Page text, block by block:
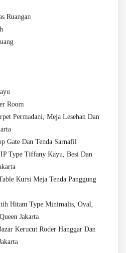
Ruangan
Room
Permadani, Meja Lesehan Dan
Gate Dan Tenda Sarnafil
Type Tiffany Kayu, Besi Dan
Kursi Meja Tenda Panggung
Hitam Type Minimalis, Oval,
Jakarta
Kerucut Roder Hanggar Dan